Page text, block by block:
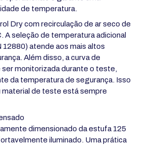
de temperatura.
Dry com recirculação de ar seco de
A seleção de temperatura adicional
12880) atende aos mais altos
Além disso, a curva de
monitorizada durante o teste,
da temperatura de segurança. Isso
material de teste está sempre
dimensionado da estufa 125
iluminado. Uma prática